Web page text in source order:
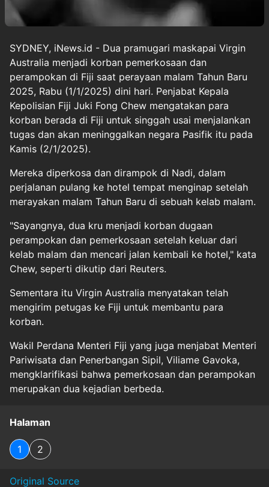
SYDNEY, iNews.id - Dua pramugari maskapai Virgin
Australia menjadi korban pemerkosaan dan
perampokan di Fiji saat perayaan malam Tahun Baru
2025, Rabu (1/1/2025) dini hari. Penjabat Kepala
Kepolisian Fiji Juki Fong Chew mengatakan para
korban berada di Fiji untuk singgah usai menjalankan
tugas dan akan meninggalkan negara Pasifik itu pada
Kamis (2/1/2025).
Mereka diperkosa dan dirampok di Nadi, dalam
perjalanan pulang ke hotel tempat menginap setelah
merayakan malam Tahun Baru di sebuah kelab malam.
"Sayangnya, dua kru menjadi korban dugaan
perampokan dan pemerkosaan setelah keluar dari
kelab malam dan mencari jalan kembali ke hotel," kata
Chew, seperti dikutip dari Reuters.
Sementara itu Virgin Australia menyatakan telah
mengirim petugas ke Fiji untuk membantu para
korban.
Wakil Perdana Menteri Fiji yang juga menjabat Menteri
Pariwisata dan Penerbangan Sipil, Viliame Gavoka,
mengklarifikasi bahwa pemerkosaan dan perampokan
merupakan dua kejadian berbeda.
Halaman
1 2
Original Source